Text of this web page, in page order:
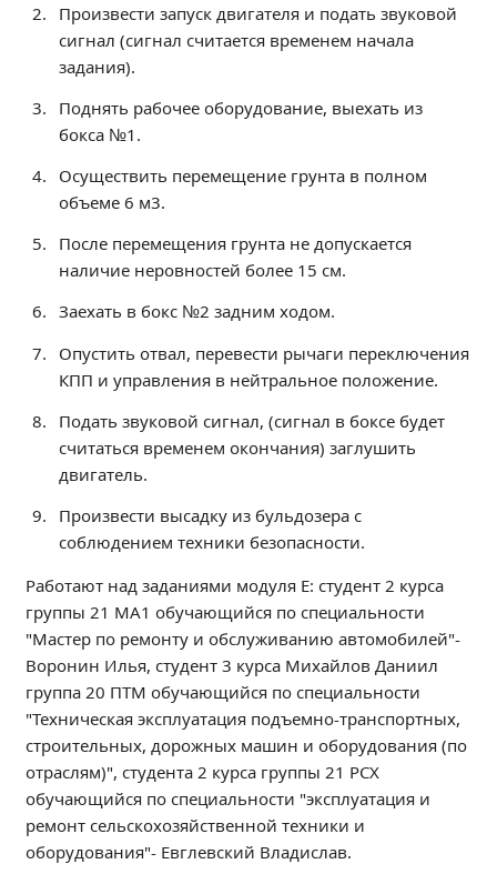
Образовательные стандарты и требования
Руководство
Материально-техническое обеспечение и
оснащенность образовательного процесса.
Стипендии и меры поддержки обучающихся
Финансово-хозяйственная деятельность
Международное сотрудничество
Организация питания в образовательной
организации
Расписание занятий
Заочное отделение
Локальные акты
ВОСПИТАТЕЛЬНАЯ РАБОТА
Безопасность на железной дороге
ГТО
Дополнительное образование
Информационная безопасность
Информация для детей-сирот
Памятные даты военной истории
Пожарная безопасность
Программа воспитания
Произвести запуск двигателя и подать звуковой
сигнал (сигнал считается временем начала
задания).
Поднять рабочее оборудование, выехать из
бокса №1.
Осуществить перемещение грунта в полном
объеме 6 м3.
После перемещения грунта не допускается
наличие неровностей более 15 см.
Заехать в бокс №2 задним ходом.
Опустить отвал, перевести рычаги переключения
КПП и управления в нейтральное положение.
Подать звуковой сигнал, (сигнал в боксе будет
считаться временем окончания) заглушить
двигатель.
Произвести высадку из бульдозера с
соблюдением техники безопасности.
Работают над заданиями модуля Е: студент 2 курса
группы 21 МА1 обучающийся по специальности
"Мастер по ремонту и обслуживанию автомобилей"-
Воронин Илья, студент 3 курса Михайлов Даниил
группа 20 ПТМ обучающийся по специальности
"Техническая эксплуатация подъемно-транспортных,
строительных, дорожных машин и оборудования (по
отраслям)", студента 2 курса группы 21 РСХ
обучающийся по специальности "эксплуатация и
ремонт сельскохозяйственной техники и
оборудования"- Евглевский Владислав.